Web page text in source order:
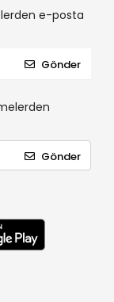
e-posta
Gönder
Gönder